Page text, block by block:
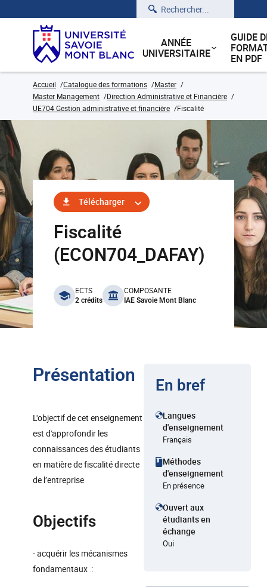
Rechercher
ANNÉE
UNIVERSITAIRE
GUIDE
EN PDF
Accueil Catalogue des formations
Master
Master Management
Direction Administrative et Financière
UE704 Gestion administrative et financière
Fiscalité
Télécharger
Fiscalité
(ECON704_DAFAY)
benefits
ECTS
2 crédits
COMPOSANTE
IAE Savoie Mont Blanc
Présentation
L'objectif de cet enseignement
est d'approfondir les
connaissances des étudiants
en matière de fiscalité directe
de l’entreprise
Objectifs
- acquérir les mécanismes
fondamentaux :
En bref
Langues
d'enseignement
Français
Méthodes
d'enseignement
En présence
Ouvert aux
étudiants en
échange
Oui